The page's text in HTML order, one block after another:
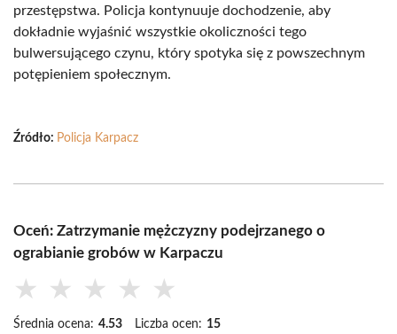
przestępstwa. Policja kontynuuje dochodzenie, aby
dokładnie wyjaśnić wszystkie okoliczności tego
bulwersującego czynu, który spotyka się z powszechnym
potępieniem społecznym.
Źródło: Policja Karpacz
Oceń: Zatrzymanie mężczyzny podejrzanego o
ograbianie grobów w Karpaczu
★ ★ ★ ★ ★
Średnia ocena: 4.53 Liczba ocen: 15